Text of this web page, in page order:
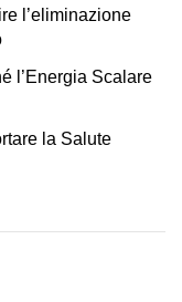
l’eliminazione
l’Energia Scalare
la Salute